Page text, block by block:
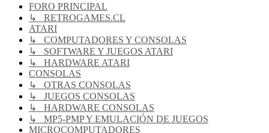
FORO PRINCIPAL
↳ RETROGAMES.CL
ATARI
↳ COMPUTADORES Y CONSOLAS
↳ SOFTWARE Y JUEGOS ATARI
↳ HARDWARE ATARI
CONSOLAS
↳ OTRAS CONSOLAS
↳ JUEGOS CONSOLAS
↳ HARDWARE CONSOLAS
↳ MP5-PMP Y EMULACIÓN DE JUEGOS
MICROCOMPUTADORES